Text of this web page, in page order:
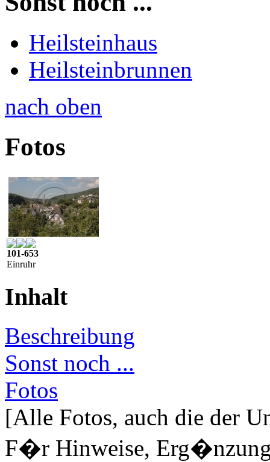
Heilsteinhaus
Heilsteinbrunnen
nach oben
Fotos
101-653
Einruhr
Inhalt
Beschreibung
Sonst noch ...
Fotos
[Alle Fotos, auch die der
F�r Hinweise,